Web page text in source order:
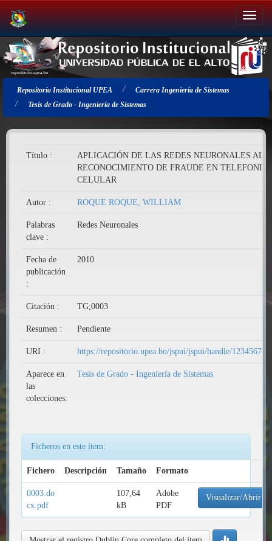
Salir
de
la
navegación
Repositorio Institucional UPEA
Carrera Ingeniería de Sistemas
Tesis de Grado - Ingeniería de Sistemas
Título :
APLICACIÓN DE LAS REDES NEURONALES AL
RECONOCIMIENTO DE FRAUDE EN TELEFONIA
CELULAR
Autor : ROQUE ROQUE, WILLIAM
Palabras
clave :
Redes Neuronales
Fecha de
publicación
:
2010
Citación : TG;0003
Resumen : Pendiente
URI : https://repositorio.upea.bo/jspui/jspui/handle/
Aparece en
las
colecciones:
Tesis de Grado - Ingeniería de Sistemas
Ficheros en este ítem:
Fichero Descripción Tamaño Formato
0003.do
cx.pdf
107,64
kB
Adobe
PDF
Visualizar/Abrir